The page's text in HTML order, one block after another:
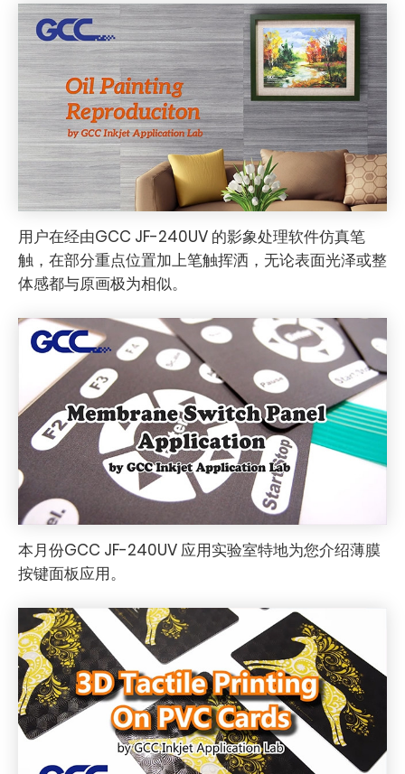
用户在经由GCC JF-240UV 的影象处理软件仿真笔
触，在部分重点位置加上笔触挥洒，无论表面光泽或整
体感都与原画极为相似。
本月份GCC JF-240UV 应用实验室特地为您介绍薄膜
按键面板应用。